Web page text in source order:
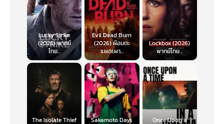
Lucky Strike
(2026) พากย์
ไทย...
Evil Dead Burn
(2026) ผีอมตะ
แผดเผา...
Lockbox (2026)
พากย์ไทย...
The Isolate Thief
Sakamoto Days
Once Upon a